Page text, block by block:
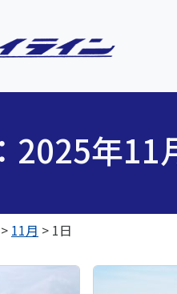
2025年11
> 11月 > 1日